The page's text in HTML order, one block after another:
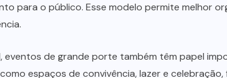
para o público. Esse modelo permite melhor
eventos de grande porte também têm papel
espaços de convivência, lazer e